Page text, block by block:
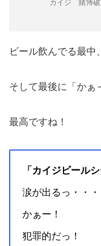
カイジ 賭博破
ビール飲んでる最中
そして最後に「かぁ
最高ですね！
「カイジビール
涙が出るっ・・・
かぁー！
犯罪的だっ！